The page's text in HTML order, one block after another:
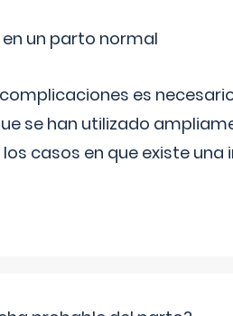
un parto normal
es
se han utilizado
casos en que existe